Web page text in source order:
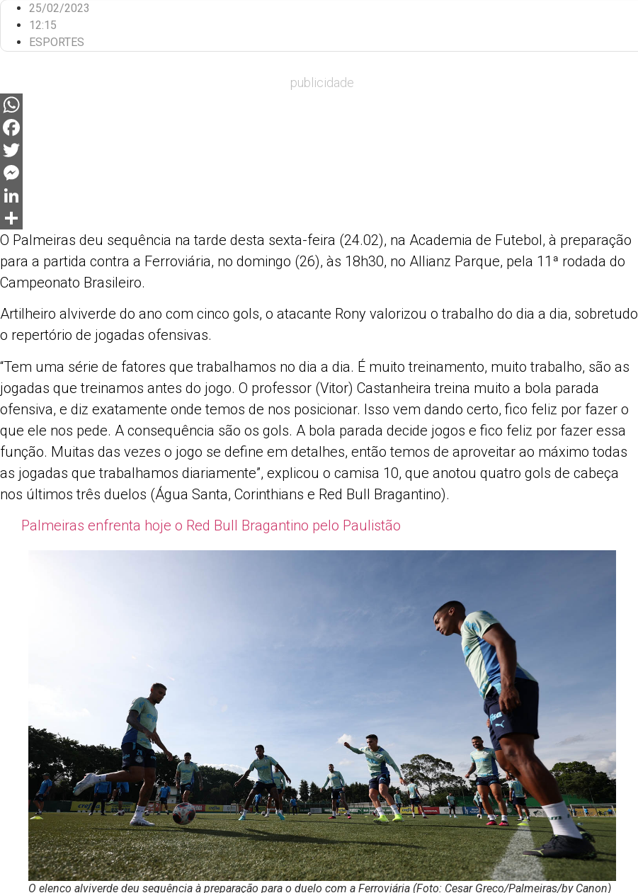
25/02/2023
12:15
ESPORTES
publicidade
WhatsApp
Facebook
Twitter
Messenger
LinkedIn
Share
O Palmeiras deu sequência na tarde desta sexta-feira (24.02), na Academia de Futebol, à preparação
para a partida contra a Ferroviária, no domingo (26), às 18h30, no Allianz Parque, pela 11ª rodada do
Campeonato Brasileiro.
Artilheiro alviverde do ano com cinco gols, o atacante Rony valorizou o trabalho do dia a dia, sobretudo
o repertório de jogadas ofensivas.
“Tem uma série de fatores que trabalhamos no dia a dia. É muito treinamento, muito trabalho, são as
jogadas que treinamos antes do jogo. O professor (Vitor) Castanheira treina muito a bola parada
ofensiva, e diz exatamente onde temos de nos posicionar. Isso vem dando certo, fico feliz por fazer o
que ele nos pede. A consequência são os gols. A bola parada decide jogos e fico feliz por fazer essa
função. Muitas das vezes o jogo se define em detalhes, então temos de aproveitar ao máximo todas
as jogadas que trabalhamos diariamente”, explicou o camisa 10, que anotou quatro gols de cabeça
nos últimos três duelos (Água Santa, Corinthians e Red Bull Bragantino).
Palmeiras enfrenta hoje o Red Bull Bragantino pelo Paulistão
O elenco alviverde deu sequência à preparação para o duelo com a Ferroviária (Foto: Cesar Greco/Palmeiras/by Canon)